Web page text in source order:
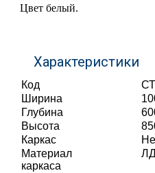
Цвет белый.
Характеристики
Код
Ширина
Глубина
Высота
Каркас
Материал
каркаса